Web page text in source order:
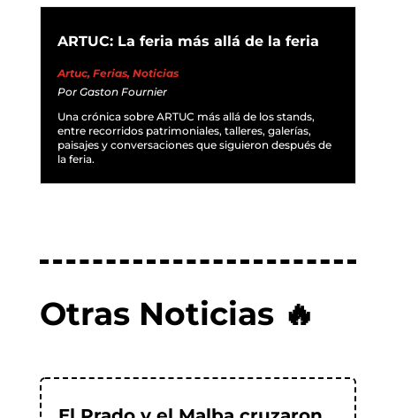
ARTUC: La feria más allá de la feria
Artuc, Ferias, Noticias
Por Gaston Fournier
Una crónica sobre ARTUC más allá de los stands,
entre recorridos patrimoniales, talleres, galerías,
paisajes y conversaciones que siguieron después de
la feria.
Otras Noticias 🔥